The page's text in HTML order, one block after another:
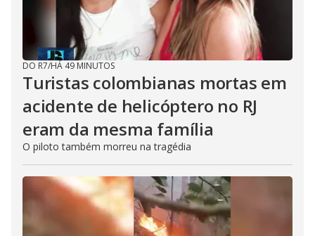
DO R7/HÁ 49 MINUTOS
Turistas colombianas mortas em
acidente de helicóptero no RJ
eram da mesma família
O piloto também morreu na tragédia